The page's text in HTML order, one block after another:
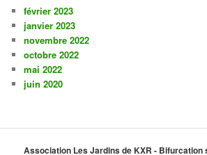
février 2023
janvier 2023
novembre 2022
octobre 2022
mai 2022
juin 2020
Association Les Jardins de KXR - Bifurcation